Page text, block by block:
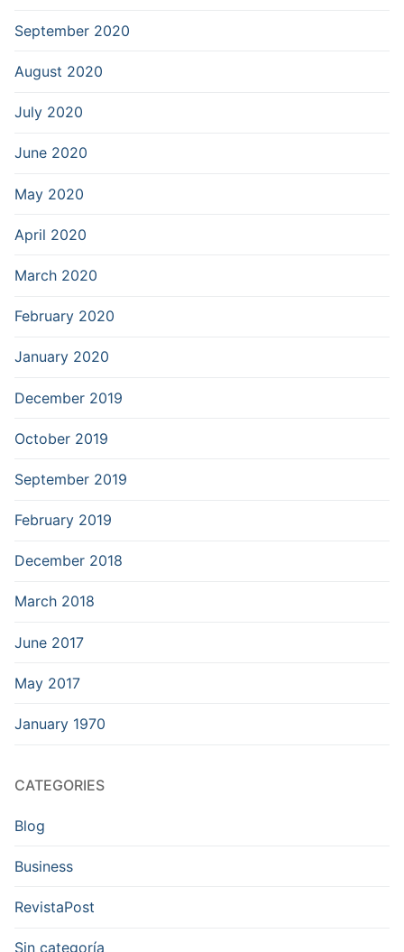
September 2020
August 2020
July 2020
June 2020
May 2020
April 2020
March 2020
February 2020
January 2020
December 2019
October 2019
September 2019
February 2019
December 2018
March 2018
June 2017
May 2017
January 1970
CATEGORIES
Blog
Business
RevistaPost
Sin categoría